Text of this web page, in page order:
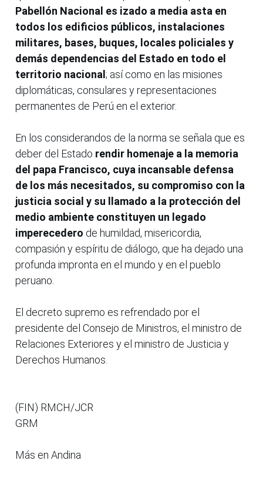
Pabellón Nacional es izado a media asta en
todos los edificios públicos, instalaciones
militares, bases, buques, locales policiales y
demás dependencias del Estado en todo el
territorio nacional ; así como en las misiones
diplomáticas, consulares y representaciones
permanentes de Perú en el exterior.
En los considerandos de la norma se señala que es
deber del Estado rendir homenaje a la memoria
del papa Francisco, cuya incansable defensa
de los más necesitados, su compromiso con la
justicia social y su llamado a la protección del
medio ambiente constituyen un legado
imperecedero de humildad, misericordia,
compasión y espíritu de diálogo, que ha dejado una
profunda impronta en el mundo y en el pueblo
peruano.
El decreto supremo es refrendado por el
presidente del Consejo de Ministros, el ministro de
Relaciones Exteriores y el ministro de Justicia y
Derechos Humanos.
(FIN) RMCH/JCR
GRM
Más en Andina